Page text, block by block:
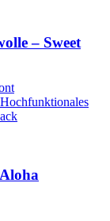
– Sweet